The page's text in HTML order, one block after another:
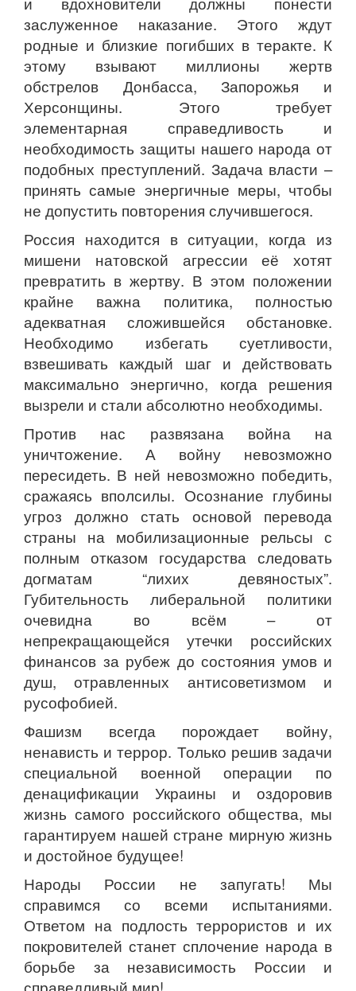
заслуженное наказание. Этого ждут
родные и близкие погибших в теракте. К
этому взывают миллионы жертв
обстрелов Донбасса, Запорожья и
Херсонщины. Этого требует
элементарная справедливость и
необходимость защиты нашего народа от
подобных преступлений. Задача власти –
принять самые энергичные меры, чтобы
не допустить повторения случившегося.
Россия находится в ситуации, когда из
мишени натовской агрессии её хотят
превратить в жертву. В этом положении
крайне важна политика, полностью
адекватная сложившейся обстановке.
Необходимо избегать суетливости,
взвешивать каждый шаг и действовать
максимально энергично, когда решения
вызрели и стали абсолютно необходимы.
Против нас развязана война на
уничтожение. А войну невозможно
пересидеть. В ней невозможно победить,
сражаясь вполсилы. Осознание глубины
угроз должно стать основой перевода
страны на мобилизационные рельсы с
полным отказом государства следовать
догматам “лихих девяностых”.
Губительность либеральной политики
очевидна во всём – от
непрекращающейся утечки российских
финансов за рубеж до состояния умов и
душ, отравленных антисоветизмом и
русофобией.
Фашизм всегда порождает войну,
ненависть и террор. Только решив задачи
специальной военной операции по
денацификации Украины и оздоровив
жизнь самого российского общества, мы
гарантируем нашей стране мирную жизнь
и достойное будущее!
Народы России не запугать! Мы
справимся со всеми испытаниями.
Ответом на подлость террористов и их
покровителей станет сплочение народа в
борьбе за независимость России и